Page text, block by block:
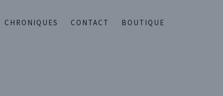
CHRONIQUES CONTACT BOUTIQUE